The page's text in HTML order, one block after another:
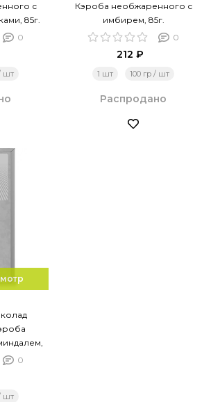
с
85г.
0
шт
Кэроба необжаренного с
имбирем, 85г.
0
212 ₽
1 шт 100 гр / шт
Распродано
0
шт